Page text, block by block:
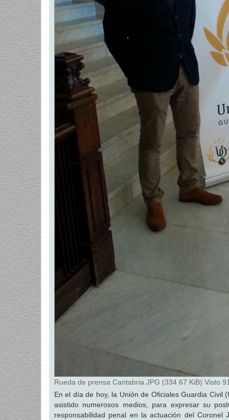
Rueda de prensa Cantabria.JPG (334.67 KiB) Visto
En el día de hoy, la Unión de Oficiales Guardia
asistido numerosos medios, para expresar su
responsabilidad penal en la actuación del